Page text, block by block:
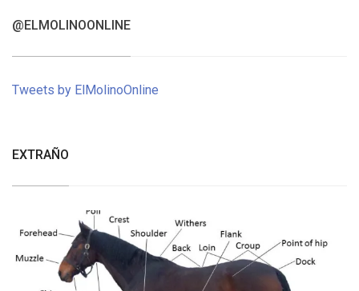
@ELMOLINOONLINE
Tweets by ElMolinoOnline
EXTRAÑO